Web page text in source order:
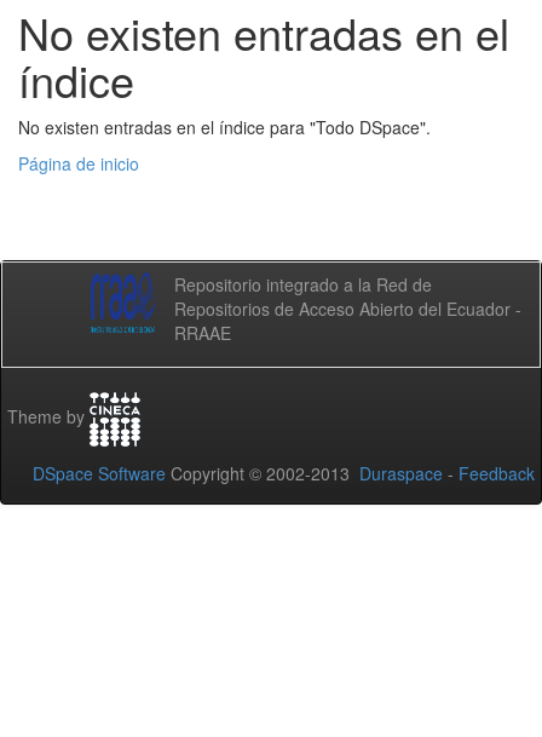
No existen entradas en el
índice
No existen entradas en el índice para "Todo DSpace".
Página de inicio
Repositorio integrado a la Red de
Repositorios de Acceso Abierto del Ecuador -
RRAAE
Theme by
DSpace Software Copyright © 2002-2013 Duraspace - Feedback